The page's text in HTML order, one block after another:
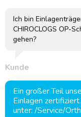
Ich bin
CHIROCLOGS OP-
gehen?
Kunde
Ein großer Teil
Einlagen
unter: /Service/